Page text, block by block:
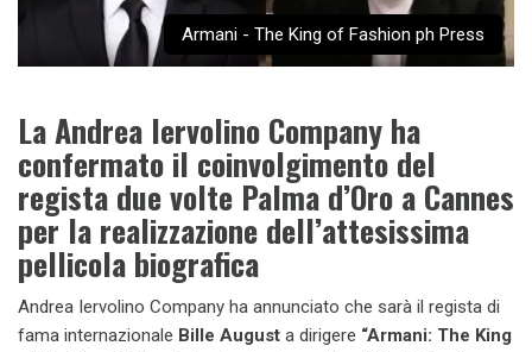
Armani - The King of Fashion ph Press
La Andrea Iervolino Company ha
confermato il coinvolgimento del
regista due volte Palma d’Oro a Cannes
per la realizzazione dell’attesissima
pellicola biografica
Andrea Iervolino Company ha annunciato che sarà il regista di
fama internazionale Bille August a dirigere “Armani: The King